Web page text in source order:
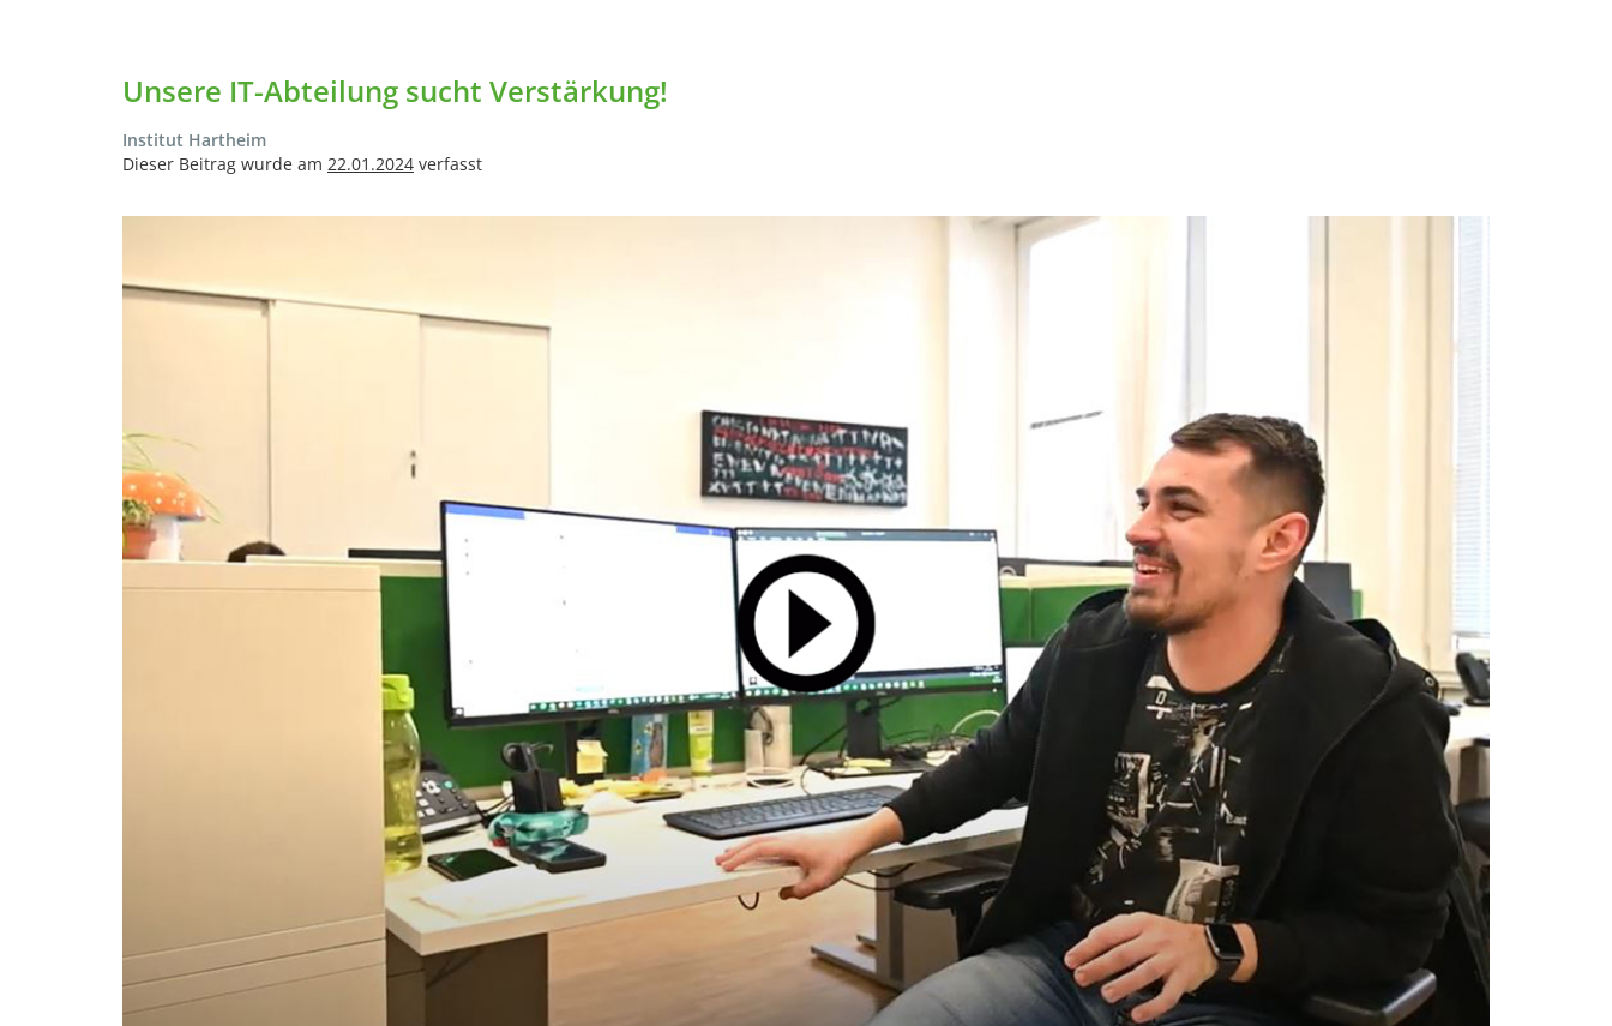
Unsere IT-Abteilung sucht Verstärkung!
Institut Hartheim
Dieser Beitrag wurde am 22.01.2024 verfasst